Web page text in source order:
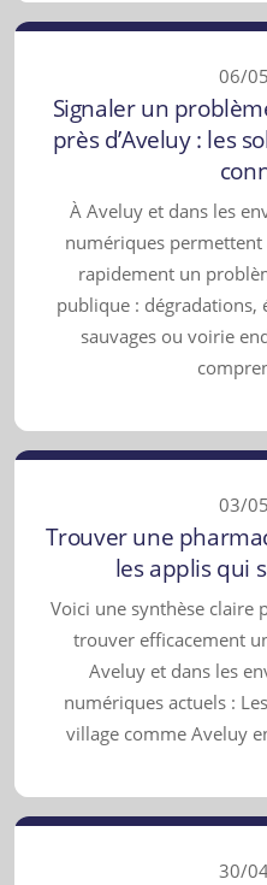
06/
Signaler un
près d’Aveluy : les
À Aveluy et dans les
numériques
rapidement un
publique : dégradations,
sauvages ou voirie
03/
Trouver une
les applis qui
Voici une synthèse
trouver efficacement
Aveluy et dans les
numériques actuels :
village comme Aveluy
30/